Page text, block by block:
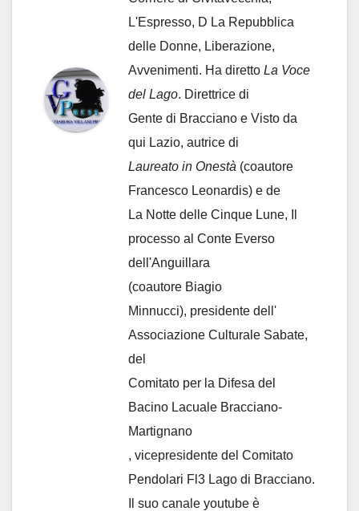
L'Espresso, D La Repubblica
delle Donne, Liberazione,
Avvenimenti. Ha diretto La Voce
del Lago. Direttrice di
Gente di Bracciano e Visto da
qui Lazio, autrice di
Laureato in Onestà (coautore
Francesco Leonardis) e de
La Notte delle Cinque Lune, Il
processo al Conte Everso
dell'Anguillara
(coautore Biagio
Minnucci), presidente dell'
Associazione Culturale Sabate,
del
Comitato per la Difesa del
Bacino Lacuale Bracciano-
Martignano
, vicepresidente del Comitato
Pendolari Fl3 Lago di Bracciano.
Il suo canale youtube è